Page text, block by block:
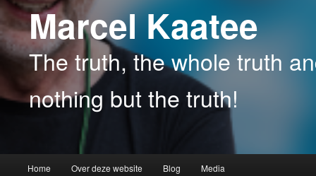
Marcel Kaatee
The truth, the whole truth
nothing but the truth!
Home Over deze website Blog Media